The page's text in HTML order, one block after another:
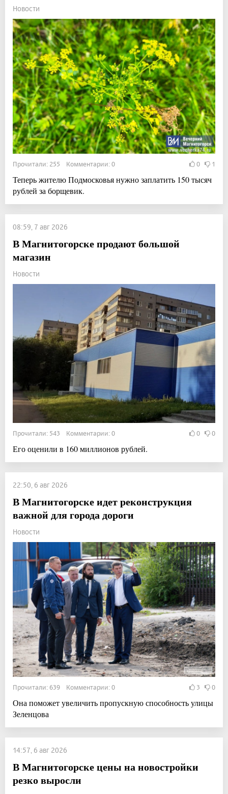
Новости
Прочитали: 255 Комментарии: 0 0 1
Теперь жителю Подмосковья нужно заплатить 150 тысяч
рублей за борщевик.
08:59, 7 авг 2026
В Магнитогорске продают большой
магазин
Новости
Прочитали: 543 Комментарии: 0 0 0
Его оценили в 160 миллионов рублей.
22:50, 6 авг 2026
В Магнитогорске идет реконструкция
важной для города дороги
Новости
Прочитали: 639 Комментарии: 0 3 0
Она поможет увеличить пропускную способность улицы
Зеленцова
14:57, 6 авг 2026
В Магнитогорске цены на новостройки
резко выросли